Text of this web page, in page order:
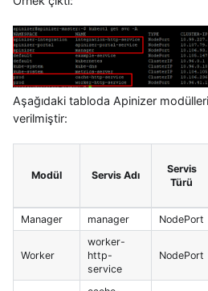
Aşağıdaki tabloda Apinizer
verilmiştir:
Modül Servis Adı
Servis
Türü
Manager
manager NodePort
Worker
worker-
http-
service
NodePort